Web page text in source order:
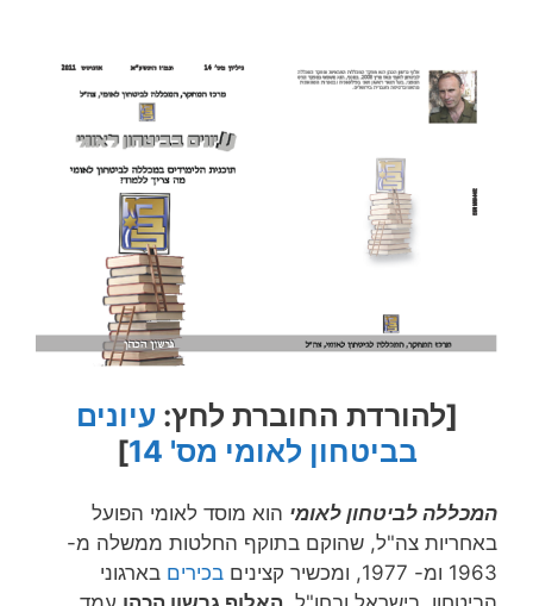
[להורדת החוברת לחץ:עיונים
בביטחון לאומי מס' 14
]
המכללה לביטחון לאומי הוא מוסד לאומי הפועל
באחריות צה"ל, שהוקם בתוקף החלטות ממשלה מ-
1963 ומ- 1977, ומכשיר קצינים
בכירים בארגוני